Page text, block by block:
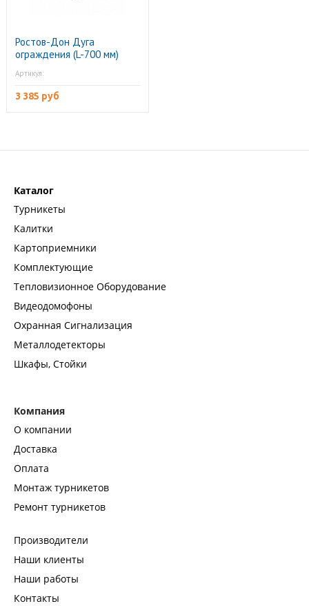
Ростов-Дон Дуга
ограждения (L-700 мм)
Артикул:
3 385 руб
Каталог
Турникеты
Калитки
Картоприемники
Комплектующие
Тепловизионное Оборудование
Видеодомофоны
Охранная Сигнализация
Металлодетекторы
Шкафы, Стойки
Компания
О компании
Доставка
Оплата
Монтаж турникетов
Ремонт турникетов
Производители
Наши клиенты
Наши работы
Контакты